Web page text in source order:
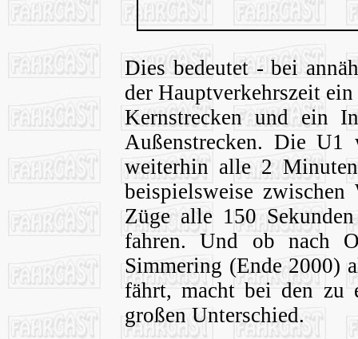
Dies bedeutet - bei
der Hauptverkehrszeit
Kernstrecken und ein
Außenstrecken. Die U1
weiterhin alle 2
beispielsweise
Züge alle 150
fahren. Und ob nach
Simmering (Ende 2000)
fährt, macht bei den zu
großen Unterschied.